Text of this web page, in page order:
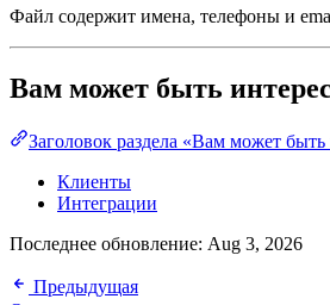
Файл содержит имена, телефоны и
Вам может быть
Заголовок раздела «Вам может быть
Клиенты
Интеграции
Последнее обновление: Aug 3, 2026
Предыдущая